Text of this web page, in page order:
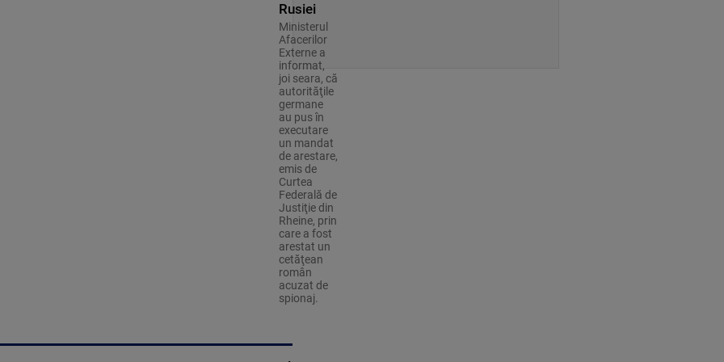
Rusiei
Ministerul
Afacerilor
Externe a
informat,
joi seara, că
autorităţile
germane
au pus în
executare
un mandat
de arestare,
emis de
Curtea
Federală de
Justiţie din
Rheine, prin
care a fost
arestat un
cetăţean
român
acuzat de
spionaj.